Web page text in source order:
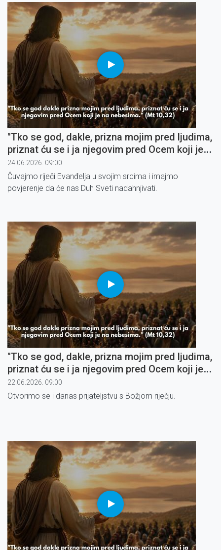
"Tko se god, dakle, prizna mojim pred ljudima,
priznat ću se i ja njegovim pred Ocem koji je
na nebesima" (3)
24.06.2026. 09:00
Čuvajmo riječi Evanđelja u svojim srcima i imajmo
povjerenje da će nas Duh Sveti nadahnjivati.
"Tko se god, dakle, prizna mojim pred ljudima,
priznat ću se i ja njegovim pred Ocem koji je
na nebesima" (2)
22.06.2026. 09:00
Otvorimo se i danas prijateljstvu s Božjom riječju.